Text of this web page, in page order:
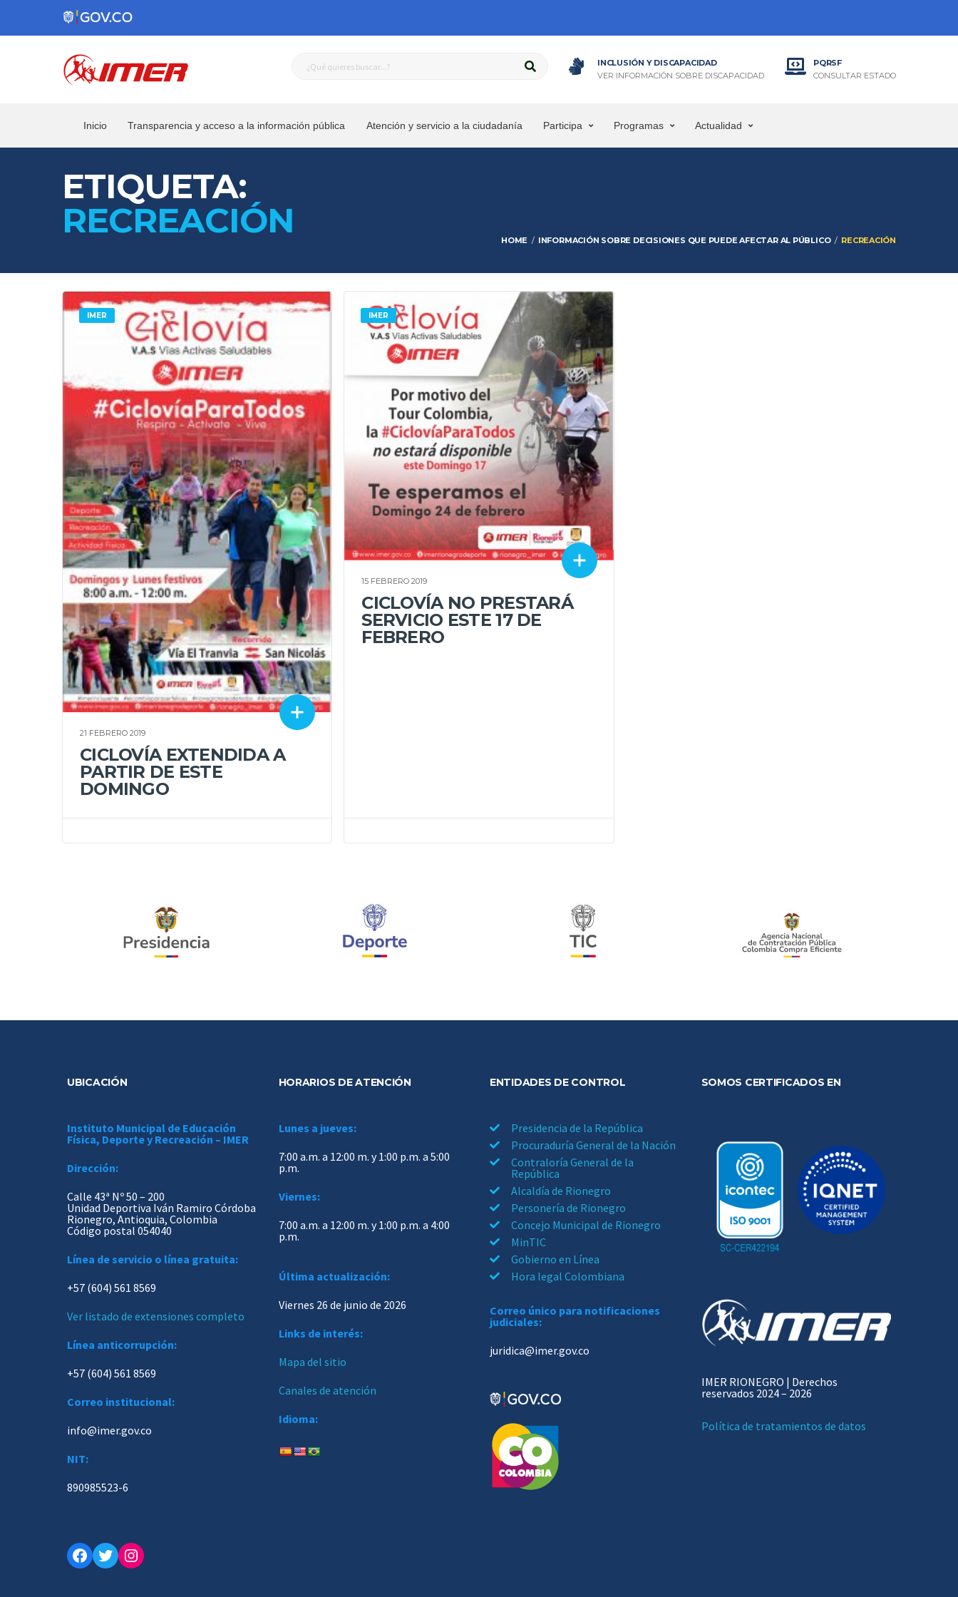
INCLUSIÓN Y DISCAPACIDAD
VER INFORMACIÓN SOBRE DISCAPACIDAD
PQRSF
CONSULTAR ESTADO
Inicio Transparencia y acceso a la información pública Atención y servicio a la ciudadanía Participa Programas Actualidad
ETIQUETA:
RECREACIÓN
HOME INFORMACIÓN SOBRE DECISIONES QUE PUEDE AFECTAR AL PÚBLICO RECREACIÓN
IMER
21 FEBRERO 2019
CICLOVÍA EXTENDIDA A
PARTIR DE ESTE
DOMINGO
IMER
15 FEBRERO 2019
CICLOVÍA NO PRESTARÁ
SERVICIO ESTE 17 DE
FEBRERO
UBICACIÓN
Instituto Municipal de Educación
Física, Deporte y Recreación – IMER
Dirección:
Calle 43ª Nº 50 – 200
Unidad Deportiva Iván Ramiro Córdoba
Rionegro, Antioquia, Colombia
Código postal 054040
Línea de servicio o línea gratuita:
+57 (604) 561 8569
Ver listado de extensiones completo
Línea anticorrupción:
+57 (604) 561 8569
Correo institucional:
info@imer.gov.co
NIT:
890985523-6
Facebook
TwitterInstagram
HORARIOS DE ATENCIÓN
Lunes a jueves:
7:00 a.m. a 12:00 m. y 1:00 p.m. a 5:00
p.m.
Viernes:
7:00 a.m. a 12:00 m. y 1:00 p.m. a 4:00
p.m.
Última actualización:
Viernes 26 de junio de 2026
Links de interés:
Mapa del sitio
Canales de atención
Idioma:
ENTIDADES DE CONTROL
Presidencia de la República
Procuraduría General de la Nación
Contraloría General de la
República
Alcaldía de Rionegro
Personería de Rionegro
Concejo Municipal de Rionegro
MinTIC
Gobierno en Línea
Hora legal Colombiana
Correo único para notificaciones
judiciales:
juridica@imer.gov.co
SOMOS CERTIFICADOS EN
IMER RIONEGRO | Derechos
reservados 2024 – 2026
Política de tratamientos de datos